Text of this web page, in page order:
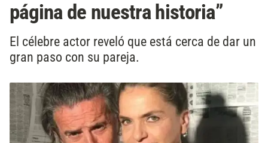
página de nuestra historia”
El célebre actor reveló que está cerca de dar un
gran paso con su pareja.